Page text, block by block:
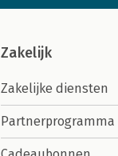
Zakelijk
Zakelijke diensten
Partnerprogramma